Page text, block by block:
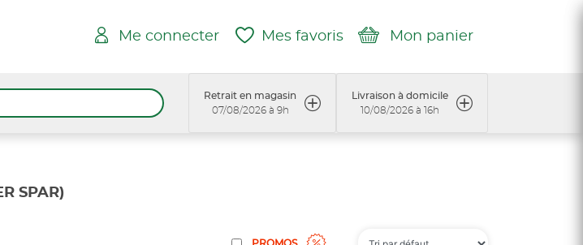
Me connecter Mes favoris Mon panier
Retrait en magasin
07/08/2026 à 9h
Livraison à domicile
10/08/2026 à 16h
SPAR)